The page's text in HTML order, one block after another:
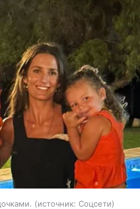
источник: Соцсети